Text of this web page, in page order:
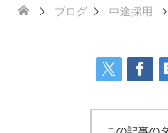
ブログ 中途採用